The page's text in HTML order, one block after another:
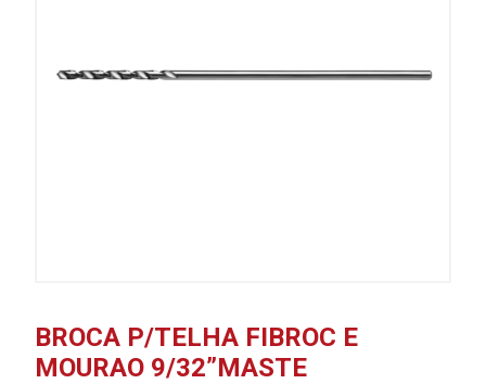
BROCA P/TELHA FIBROC E
MOURAO 9/32”MASTE